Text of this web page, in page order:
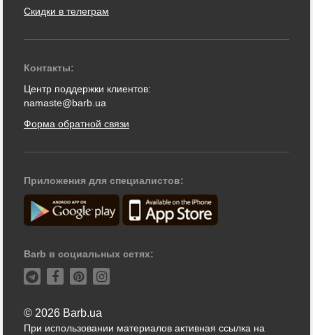
Скидки в телеграм
Контакты:
Центр поддержки клиентов:
namaste@barb.ua
Форма обратной связи
Приложения для специалистов:
Barb в социальных сетях:
© 2026 Barb.ua
При использовании материалов активная ссылка на